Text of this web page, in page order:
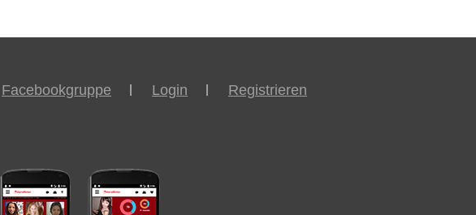
Facebookgruppe Login Registrieren